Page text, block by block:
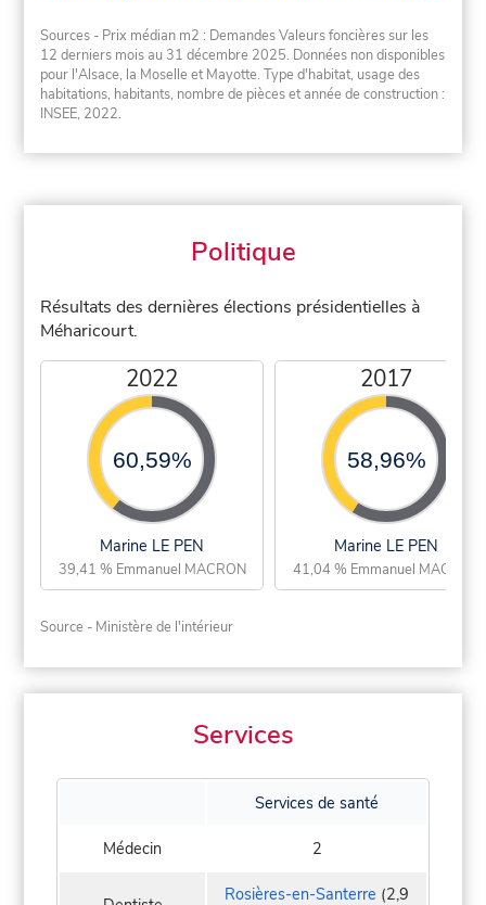
Sources - Prix médian m2 : Demandes Valeurs foncières sur les
12 derniers mois au 31 décembre 2025. Données non disponibles
pour l'Alsace, la Moselle et Mayotte. Type d'habitat, usage des
habitations, habitants, nombre de pièces et année de construction :
INSEE, 2022.
Politique
Résultats des dernières élections présidentielles à
Méharicourt.
2022
60,59%
Marine LE PEN
39,41 % Emmanuel MACRON
2017
58,96%
Marine LE PEN
41,04 % Emmanuel MACRON
Source - Ministère de l'intérieur
Services
Services de santé
Médecin 2
Rosières-en-Santerre (2,9